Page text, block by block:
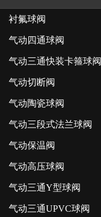
衬氟球阀
气动四通球阀
气动三通快装卡箍球阀
气动切断阀
气动陶瓷球阀
气动三段式法兰球阀
气动保温阀
气动高压球阀
气动三通Y型球阀
气动三通UPVC球阀